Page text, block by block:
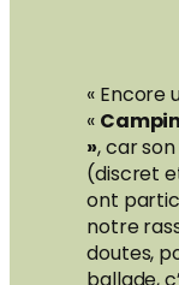
« Encore
«
», car
(discret
ont
notre
doutes,
ballade,